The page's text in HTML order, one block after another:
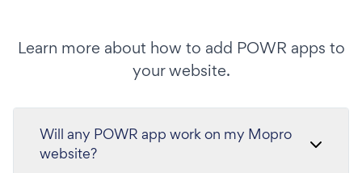
Learn more about how to add POWR apps to
your website.
Will any POWR app work on my Mopro
website?